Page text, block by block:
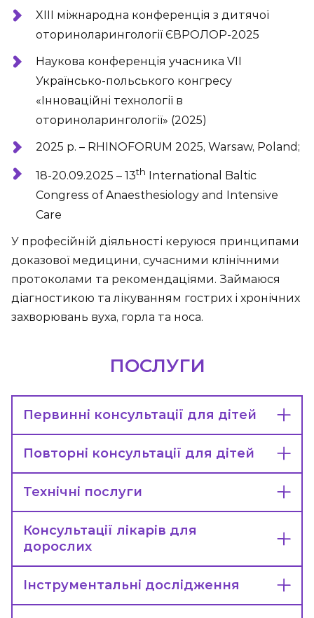
XIII міжнародна конференція з дитячої
оториноларингології ЄВРОЛОР-2025
Наукова конференція учасника VII
Українсько-польського конгресу
«Інноваційні технології в
оториноларингології» (2025)
2025 р. – RHINOFORUM 2025, Warsaw, Poland;
18-20.09.2025 – 13th International Baltic
Congress of Anaesthesiology and Intensive
Care
У професійній діяльності керуюся принципами
доказової медицини, сучасними клінічними
протоколами та рекомендаціями. Займаюся
діагностикою та лікуванням гострих і хронічних
захворювань вуха, горла та носа.
ПОСЛУГИ
Первинні консультації для дітей
Повторні консультації для дітей
Технічні послуги
Консультації лікарів для
дорослих
Інструментальні дослідження